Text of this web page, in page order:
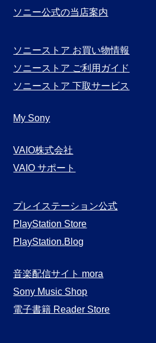
ソニー公式の当店案内
ソニーストア お買い物情報
ソニーストア ご利用ガイド
ソニーストア 下取サービス
My Sony
VAIO株式会社
VAIO サポート
プレイステーション公式
PlayStation Store
PlayStation.Blog
音楽配信サイト mora
Sony Music Shop
電子書籍 Reader Store